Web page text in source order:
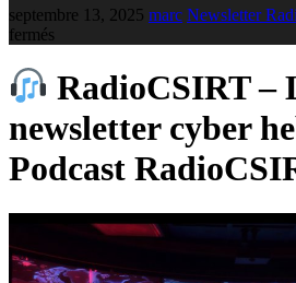
septembre 13, 2025 marc Newsletter
fermés
RadioCSIRT –
newsletter cyber
Podcast